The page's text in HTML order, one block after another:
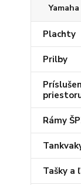
Yamaha
Plachty
Prilby
Rámy
Tašky a